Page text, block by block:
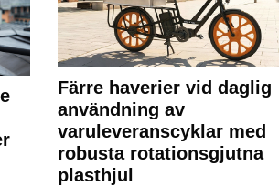
Färre haverier vid daglig
användning av
varuleveranscyklar med
robusta rotationsgjutna
plasthjul